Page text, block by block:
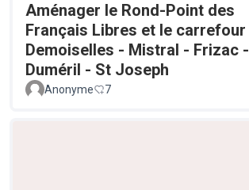
Aménager le Rond-Point des
Français Libres et le carrefour
Demoiselles - Mistral - Frizac -
Duméril - St Joseph
Anonyme 7